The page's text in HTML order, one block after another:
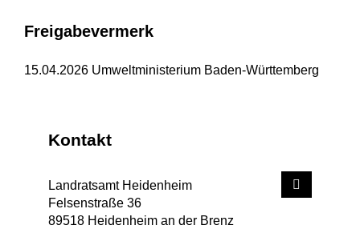
Freigabevermerk
15.04.2026 Umweltministerium Baden-Württemberg
Kontakt
Landratsamt Heidenheim
Felsenstraße 36
89518 Heidenheim an der Brenz